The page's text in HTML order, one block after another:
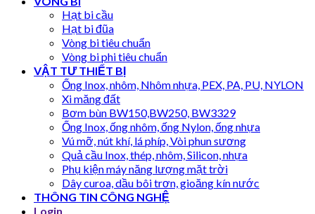
Hạt bi cầu
Hạt bi đũa
Vòng bi tiêu chuẩn
Vòng bi phi tiêu chuẩn
VẬT TƯ THIẾT BỊ
Ống Inox, nhôm, Nhôm nhựa, PEX, PA, PU, NYLON
Xi măng đất
Bơm bùn BW150,BW250, BW3329
Ống Inox, ống nhôm, ống Nylon, ống nhựa
Vú mỡ, nút khí, lá phíp, Vòi phun sương
Quả cầu Inox, thép, nhôm, Silicon, nhựa
Phụ kiện máy năng lượng mặt trời
Dây curoa, dầu bôi trơn, gioăng kín nước
THÔNG TIN CÔNG NGHỆ
Login